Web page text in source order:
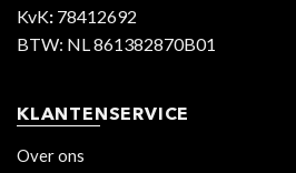
KvK: 78412692
BTW: NL 861382870B01
KLANTENSERVICE
Over ons